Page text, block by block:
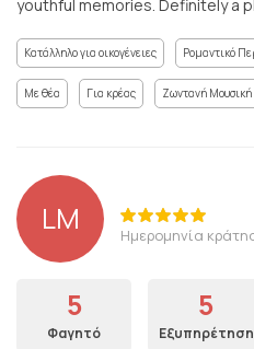
youthful memories. Definitely a
Κατάλληλο για οικογένειες Ρομαντικό
Με θέα Για κρέας Ζωντανή
LM Ημερομηνία
5
Φαγητό
5
Εξυπηρέτηση